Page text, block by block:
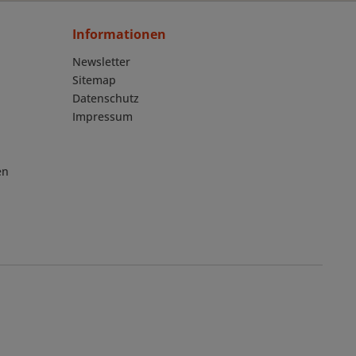
Informationen
Newsletter
Sitemap
Datenschutz
Impressum